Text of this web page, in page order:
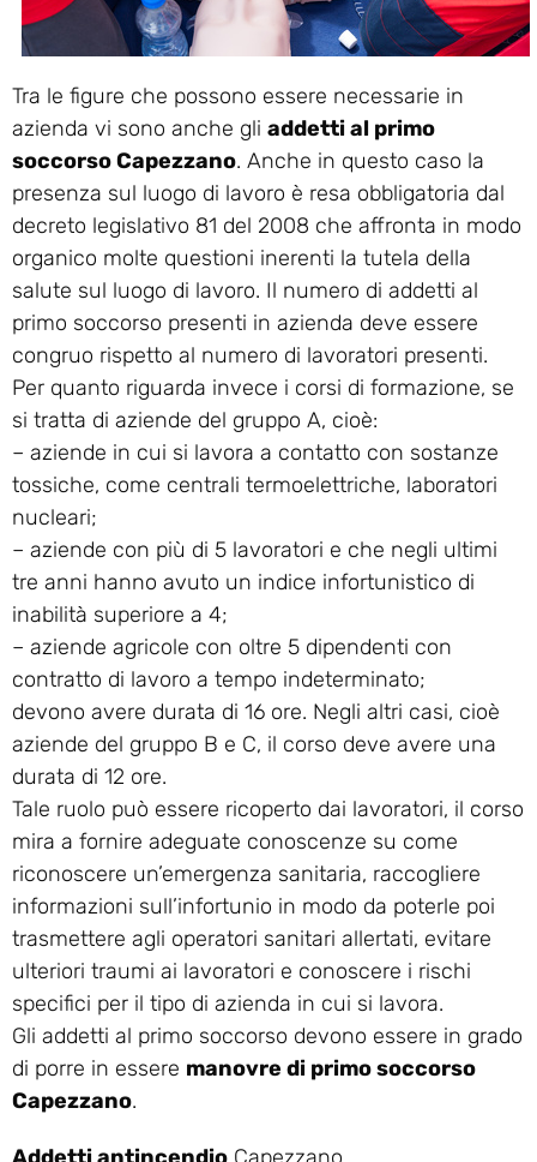
Tra le figure che possono essere necessarie in
azienda vi sono anche gli addetti al primo
soccorso Capezzano. Anche in questo caso la
presenza sul luogo di lavoro è resa obbligatoria dal
decreto legislativo 81 del 2008 che affronta in modo
organico molte questioni inerenti la tutela della
salute sul luogo di lavoro. Il numero di addetti al
primo soccorso presenti in azienda deve essere
congruo rispetto al numero di lavoratori presenti.
Per quanto riguarda invece i corsi di formazione, se
si tratta di aziende del gruppo A, cioè:
– aziende in cui si lavora a contatto con sostanze
tossiche, come centrali termoelettriche, laboratori
nucleari;
– aziende con più di 5 lavoratori e che negli ultimi
tre anni hanno avuto un indice infortunistico di
inabilità superiore a 4;
– aziende agricole con oltre 5 dipendenti con
contratto di lavoro a tempo indeterminato;
devono avere durata di 16 ore. Negli altri casi, cioè
aziende del gruppo B e C, il corso deve avere una
durata di 12 ore.
Tale ruolo può essere ricoperto dai lavoratori, il corso
mira a fornire adeguate conoscenze su come
riconoscere un’emergenza sanitaria, raccogliere
informazioni sull’infortunio in modo da poterle poi
trasmettere agli operatori sanitari allertati, evitare
ulteriori traumi ai lavoratori e conoscere i rischi
specifici per il tipo di azienda in cui si lavora.
Gli addetti al primo soccorso devono essere in grado
di porre in essere manovre di primo soccorso
Capezzano.